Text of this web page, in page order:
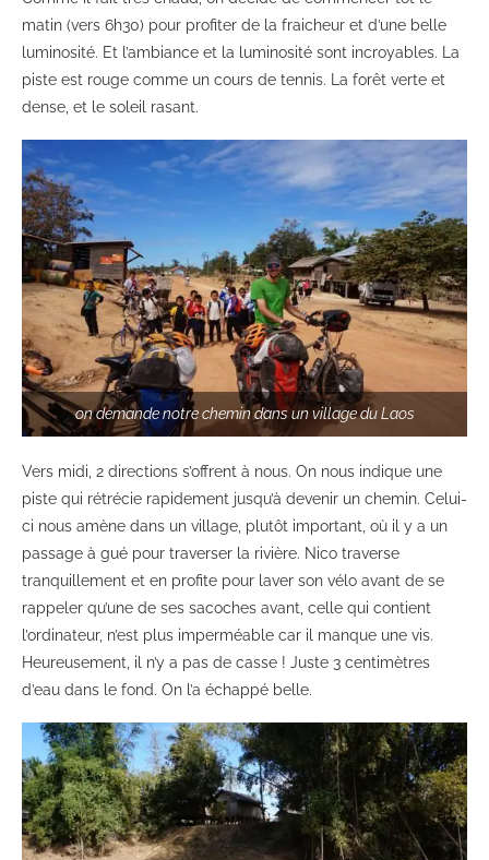
matin (vers 6h30) pour profiter de la fraicheur et d’une belle
luminosité. Et l’ambiance et la luminosité sont incroyables. La
piste est rouge comme un cours de tennis. La forêt verte et
dense, et le soleil rasant.
on demande notre chemin dans un village du Laos
Vers midi, 2 directions s’offrent à nous. On nous indique une
piste qui rétrécie rapidement jusqu’à devenir un chemin. Celui-
ci nous amène dans un village, plutôt important, où il y a un
passage à gué pour traverser la rivière. Nico traverse
tranquillement et en profite pour laver son vélo avant de se
rappeler qu’une de ses sacoches avant, celle qui contient
l’ordinateur, n’est plus imperméable car il manque une vis.
Heureusement, il n’y a pas de casse ! Juste 3 centimètres
d’eau dans le fond. On l’a échappé belle.